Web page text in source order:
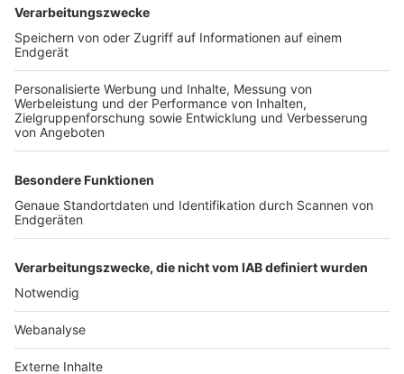
TOP-VEREINE
TOP-PARTNER
Nutzungsbedingungen Datenschutz Impressum